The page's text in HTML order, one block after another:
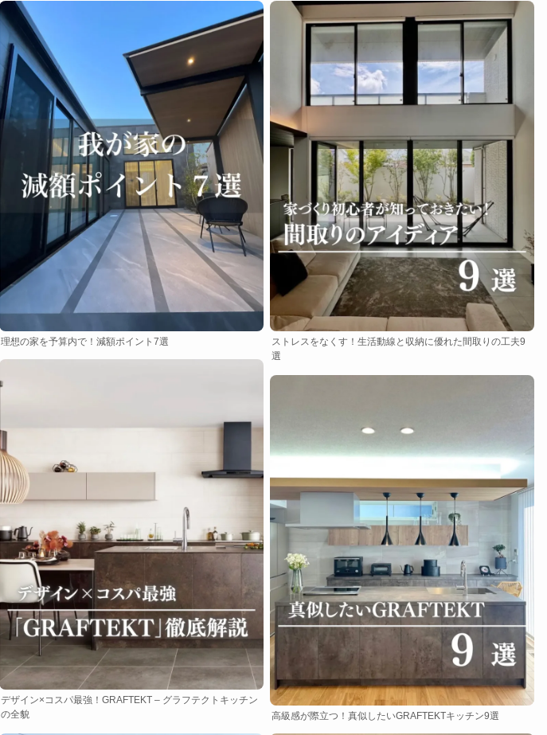
理想の家を予算内で！減額ポイント7選
ストレスをなくす！生活動線と収納に優れた間取りの工夫9
選
デザイン×コスパ最強！GRAFTEKT – グラフテクトキッチン
の全貌
高級感が際立つ！真似したいGRAFTEKTキッチン9選